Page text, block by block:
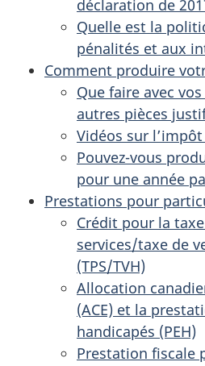
déclaration de
Quelle est la
pénalités et aux
Comment produire
Que faire avec
autres pièces
Vidéos sur
Pouvez-vous
pour une année
Prestations pour
Crédit pour la
services/taxe de
(TPS/TVH)
Allocation
(ACE) et la
handicapés (PEH)
Prestation fiscale